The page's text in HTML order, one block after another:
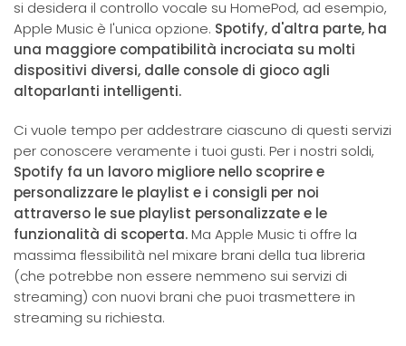
si desidera il controllo vocale su HomePod, ad esempio,
Apple Music è l'unica opzione. Spotify, d'altra parte, ha
una maggiore compatibilità incrociata su molti
dispositivi diversi, dalle console di gioco agli
altoparlanti intelligenti.
Ci vuole tempo per addestrare ciascuno di questi servizi
per conoscere veramente i tuoi gusti. Per i nostri soldi,
Spotify fa un lavoro migliore nello scoprire e
personalizzare le playlist e i consigli per noi
attraverso le sue playlist personalizzate e le
funzionalità di scoperta.Ma Apple Music ti offre la
massima flessibilità nel mixare brani della tua libreria
(che potrebbe non essere nemmeno sui servizi di
streaming) con nuovi brani che puoi trasmettere in
streaming su richiesta.